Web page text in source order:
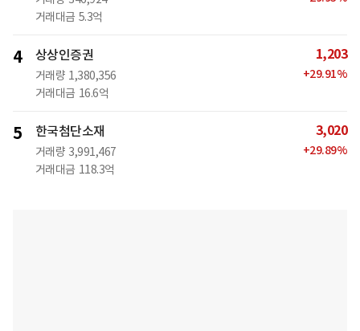
거래대금 5.3억
4 상상인증권
거래량 1,380,356
거래대금 16.6억
1,203
+29.91%
5 한국첨단소재
거래량 3,991,467
거래대금 118.3억
3,020
+29.89%